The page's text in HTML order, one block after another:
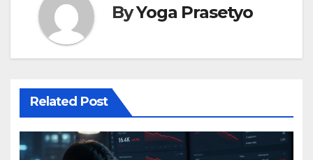
ByYoga Prasetyo
Related Post